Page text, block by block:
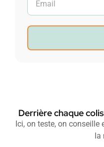
Derrière chaque
Ici, on teste, on conseille
la